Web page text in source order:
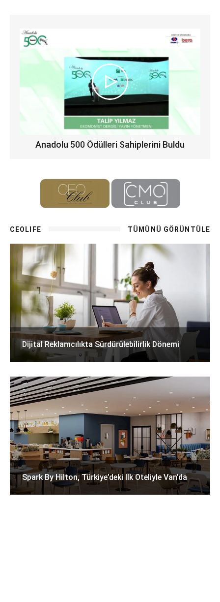
Anadolu 500 Ödülleri Sahiplerini Buldu
CEOLIFE TÜMÜNÜ GÖRÜNTÜLE
Dijital Reklamcılıkta Sürdürülebilirlik Dönemi
Spark By Hilton, Türkiye’deki Ilk Oteliyle Van’da